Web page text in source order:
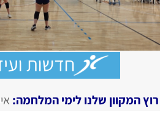
המלחמה:אימוני כושר